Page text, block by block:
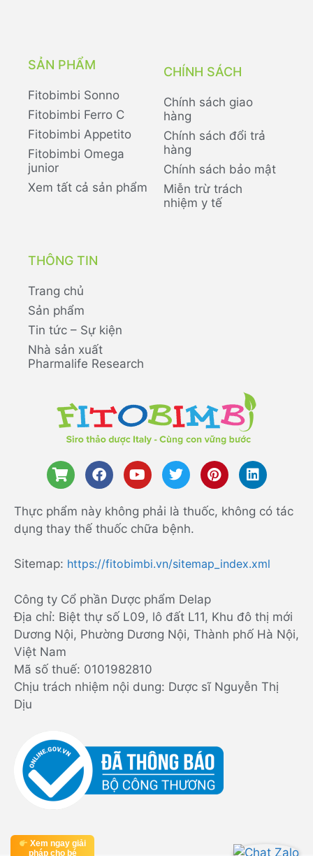
Xem ngay giải
pháp cho bé
SẢN PHẨM
Fitobimbi Sonno
Fitobimbi Ferro C
Fitobimbi Appetito
Fitobimbi Omega
junior
Xem tất cả sản phẩm
CHÍNH SÁCH
Chính sách giao
hàng
Chính sách đổi trả
hàng
Chính sách bảo mật
Miễn trừ trách
nhiệm y tế
THÔNG TIN
Trang chủ
Sản phẩm
Tin tức – Sự kiện
Nhà sản xuất
Pharmalife Research
Thực phẩm này không phải là thuốc, không có tác
dụng thay thế thuốc chữa bệnh.
Sitemap: https://fitobimbi.vn/sitemap_index.xml
Công ty Cổ phần Dược phẩm Delap
Địa chỉ: Biệt thự số L09, lô đất L11, Khu đô thị mới
Dương Nội, Phường Dương Nội, Thành phố Hà Nội,
Việt Nam
Mã số thuế: 0101982810
Chịu trách nhiệm nội dung: Dược sĩ Nguyễn Thị
Dịu